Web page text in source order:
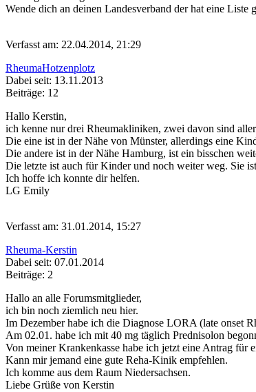
Wende dich an deinen Landesverband der hat eine
Verfasst am: 22.04.2014, 21:29
RheumaHotzenplotz
Dabei seit: 13.11.2013
Beiträge: 12
Hallo Kerstin,
ich kenne nur drei Rheumakliniken, zwei davon sind
Die eine ist in der Nähe von Münster, allerdings eine
Die andere ist in der Nähe Hamburg, ist ein bisschen
Die letzte ist auch für Kinder und noch weiter weg. Sie
Ich hoffe ich konnte dir helfen.
LG Emily
Verfasst am: 31.01.2014, 15:27
Rheuma-Kerstin
Dabei seit: 07.01.2014
Beiträge: 2
Hallo an alle Forumsmitglieder,
ich bin noch ziemlich neu hier.
Im Dezember habe ich die Diagnose LORA (late onset
Am 02.01. habe ich mit 40 mg täglich Prednisolon
Von meiner Krankenkasse habe ich jetzt eine Antrag für
Kann mir jemand eine gute Reha-Kinik empfehlen.
Ich komme aus dem Raum Niedersachsen.
Liebe Grüße von Kerstin